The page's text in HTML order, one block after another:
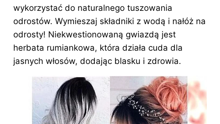
wykorzystać do naturalnego tuszowania
odrostów. Wymieszaj składniki z wodą i nałóż na
odrosty! Niekwestionowaną gwiazdą jest
herbata rumiankowa, która działa cuda dla
jasnych włosów, dodając blasku i zdrowia.